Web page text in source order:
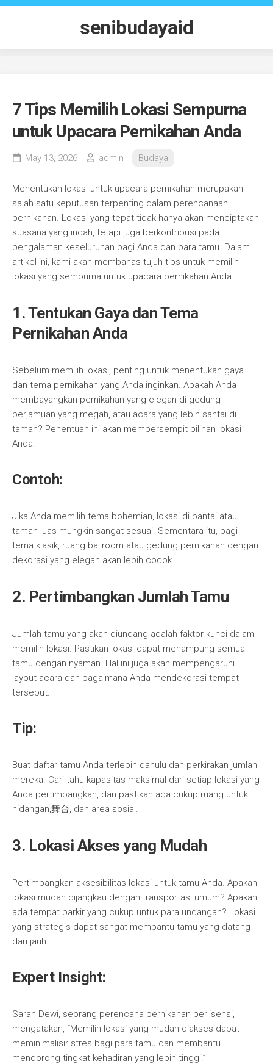
Skip
senibudayaid
7 Tips Memilih Lokasi Sempurna
untuk Upacara Pernikahan Anda
May 13, 2026 admin Budaya
Menentukan lokasi untuk upacara pernikahan merupakan
salah satu keputusan terpenting dalam perencanaan
pernikahan. Lokasi yang tepat tidak hanya akan menciptakan
suasana yang indah, tetapi juga berkontribusi pada
pengalaman keseluruhan bagi Anda dan para tamu. Dalam
artikel ini, kami akan membahas tujuh tips untuk memilih
lokasi yang sempurna untuk upacara pernikahan Anda.
1. Tentukan Gaya dan Tema
Pernikahan Anda
Sebelum memilih lokasi, penting untuk menentukan gaya
dan tema pernikahan yang Anda inginkan. Apakah Anda
membayangkan pernikahan yang elegan di gedung
perjamuan yang megah, atau acara yang lebih santai di
taman? Penentuan ini akan mempersempit pilihan lokasi
Anda.
Contoh:
Jika Anda memilih tema bohemian, lokasi di pantai atau
taman luas mungkin sangat sesuai. Sementara itu, bagi
tema klasik, ruang ballroom atau gedung pernikahan dengan
dekorasi yang elegan akan lebih cocok.
2. Pertimbangkan Jumlah Tamu
Jumlah tamu yang akan diundang adalah faktor kunci dalam
memilih lokasi. Pastikan lokasi dapat menampung semua
tamu dengan nyaman. Hal ini juga akan mempengaruhi
layout acara dan bagaimana Anda mendekorasi tempat
tersebut.
Tip:
Buat daftar tamu Anda terlebih dahulu dan perkirakan jumlah
mereka. Cari tahu kapasitas maksimal dari setiap lokasi yang
Anda pertimbangkan, dan pastikan ada cukup ruang untuk
hidangan,舞台, dan area sosial.
3. Lokasi Akses yang Mudah
Pertimbangkan aksesibilitas lokasi untuk tamu Anda. Apakah
lokasi mudah dijangkau dengan transportasi umum? Apakah
ada tempat parkir yang cukup untuk para undangan? Lokasi
yang strategis dapat sangat membantu tamu yang datang
dari jauh.
Expert Insight:
Sarah Dewi, seorang perencana pernikahan berlisensi,
mengatakan, “Memilih lokasi yang mudah diakses dapat
meminimalisir stres bagi para tamu dan membantu
mendorong tingkat kehadiran yang lebih tinggi.”